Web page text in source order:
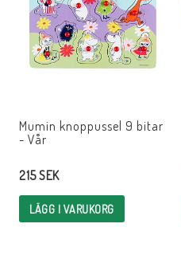
Mumin knoppussel 9 bitar
- Vår
215 SEK
LÄGG I VARUKORG